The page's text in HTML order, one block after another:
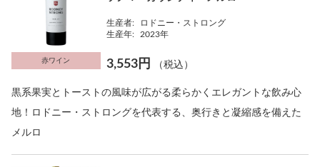
赤ワイン
生産者:
ロドニー・ストロング
生産年:
2023年
3,553円 （税込）
黒系果実とトーストの風味が広がる柔らかくエレガントな飲み心
地！ロドニー・ストロングを代表する、奥行きと凝縮感を備えた
メルロ